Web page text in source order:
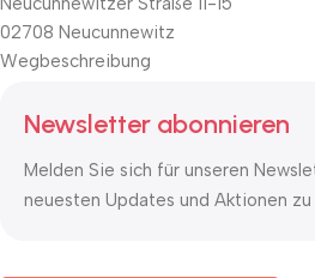
02708 Neucunnewitz
Wegbeschreibung
Newsletter abonnieren
Melden Sie sich für unseren
neuesten Updates und Aktionen zu